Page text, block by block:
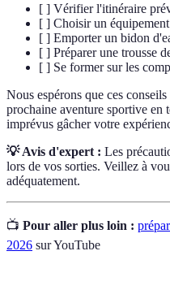
[ ] Vérifier l'itinéraire
[ ] Choisir un
[ ] Emporter un bidon
[ ] Préparer une trousse
[ ] Se former sur les
Nous espérons que ces
prochaine aventure sportive en
imprévus gâcher votre
💡 Avis d'expert : Les
lors de vos sorties. Veillez à
adéquatement.
📺 Pour aller plus loin :
2026 sur YouTube